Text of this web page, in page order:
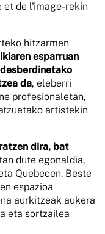
et de l'image-rekin
hitzarmen
esparruan
da, eleberri
profesionaletan,
artistekin
dira, bat
dute egonaldia,
Quebecen. Beste
espazioa
aurkitzeak aukera
eta sortzailea